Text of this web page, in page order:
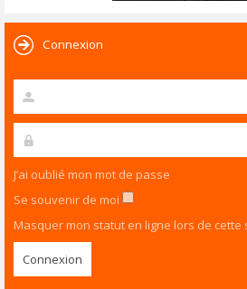
Connexion
J’ai oublié mon mot de passe
Se souvenir de moi
Masquer mon statut en ligne lors de cette